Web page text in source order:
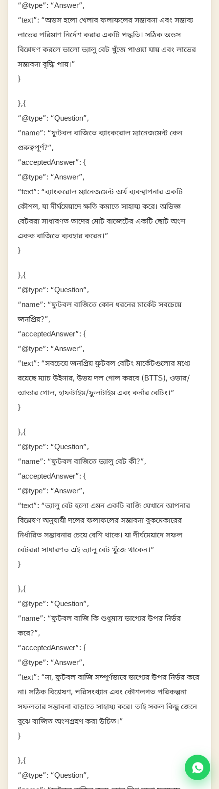
“@type”: “Answer”,
“text”: “অডস হলো খেলার ফলাফলের সম্ভাবনা এবং সম্ভাব্য
লাভের পরিমাণ নির্দেশ করার একটি পদ্ধতি। সঠিক অডস
বিশ্লেষণ করলে ভালো ভ্যালু বেট খুঁজে পাওয়া যায় এবং লাভের
সম্ভাবনা বৃদ্ধি পায়।”
}
},{
“@type”: “Question”,
“name”: “ফুটবল বাজিতে ব্যাংকরোল ম্যানেজমেন্ট কেন
গুরুত্বপূর্ণ?”,
“acceptedAnswer”: {
“@type”: “Answer”,
“text”: “ব্যাংকরোল ম্যানেজমেন্ট অর্থ ব্যবস্থাপনার একটি
কৌশল, যা দীর্ঘমেয়াদে ক্ষতি কমাতে সাহায্য করে। অভিজ্ঞ
বেটররা সাধারণত তাদের মোট বাজেটের একটি ছোট অংশ
একক বাজিতে ব্যবহার করেন।”
}
},{
“@type”: “Question”,
“name”: “ফুটবল বাজিতে কোন ধরনের মার্কেট সবচেয়ে
জনপ্রিয়?”,
“acceptedAnswer”: {
“@type”: “Answer”,
“text”: “সবচেয়ে জনপ্রিয় ফুটবল বেটিং মার্কেটগুলোর মধ্যে
রয়েছে ম্যাচ উইনার, উভয় দল গোল করবে (BTTS), ওভার/
আন্ডার গোল, হাফটাইম/ফুলটাইম এবং কর্নার বেটিং।”
}
},{
“@type”: “Question”,
“name”: “ফুটবল বাজিতে ভ্যালু বেট কী?”,
“acceptedAnswer”: {
“@type”: “Answer”,
“text”: “ভ্যালু বেট হলো এমন একটি বাজি যেখানে আপনার
বিশ্লেষণ অনুযায়ী দলের ফলাফলের সম্ভাবনা বুকমেকারের
নির্ধারিত সম্ভাবনার চেয়ে বেশি থাকে। যা দীর্ঘমেয়াদে সফল
বেটররা সাধারণত এই ভ্যালু বেট খুঁজে থাকেন।”
}
},{
“@type”: “Question”,
“name”: “ফুটবল বাজি কি শুধুমাত্র ভাগ্যের উপর নির্ভর
করে?”,
“acceptedAnswer”: {
“@type”: “Answer”,
“text”: “না, ফুটবল বাজি সম্পূর্ণভাবে ভাগ্যের উপর নির্ভর করে
না। সঠিক বিশ্লেষণ, পরিসংখ্যান এবং কৌশলগত পরিকল্পনা
সফলতার সম্ভাবনা বাড়াতে সাহায্য করে। তাই সকল কিছু জেনে
বুঝে বাজিত অংশগ্রহণ করা উচিত।”
}
},{
“@type”: “Question”,